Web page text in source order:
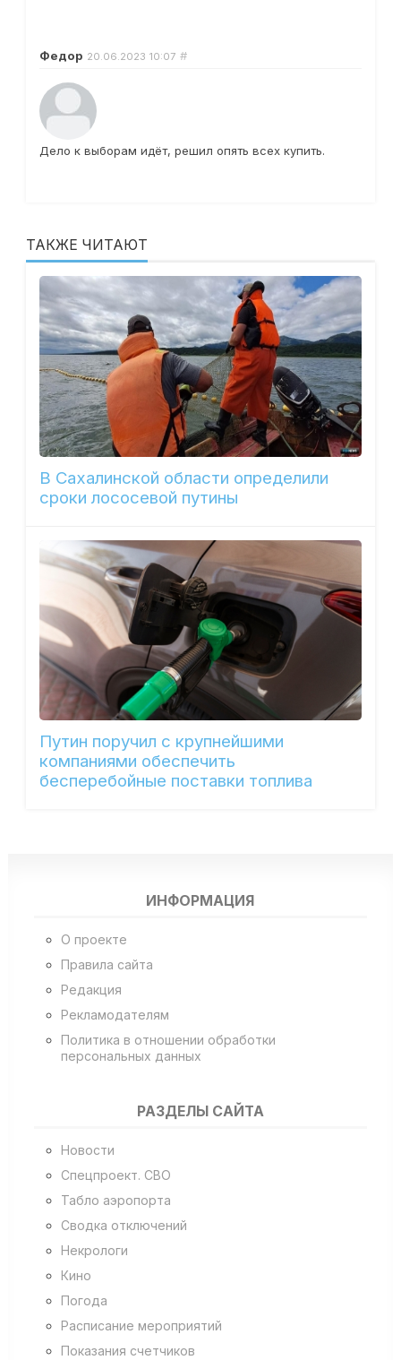
Федор 20.06.2023 10:07 #
Дело к выборам идёт, решил опять всех купить.
ТАКЖЕ ЧИТАЮТ
В Сахалинской области определили
сроки лососевой путины
Путин поручил с крупнейшими
компаниями обеспечить
бесперебойные поставки топлива
ИНФОРМАЦИЯ
О проекте
Правила сайта
Редакция
Рекламодателям
Политика в отношении обработки
персональных данных
РАЗДЕЛЫ САЙТА
Новости
Спецпроект. СВО
Табло аэропорта
Сводка отключений
Некрологи
Кино
Погода
Расписание мероприятий
Показания счетчиков